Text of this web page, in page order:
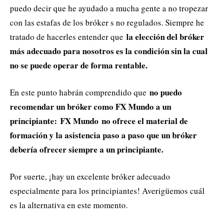
puedo decir que he ayudado a mucha gente a no tropezar
con las estafas de los bróker s no regulados. Siempre he
tratado de hacerles entender que la elección del bróker
más adecuado para nosotros es la condición sin la cual
no se puede operar de forma rentable.
En este punto habrán comprendido que no puedo
recomendar un bróker como FX Mundo a un
principiante: FX Mundo no ofrece el material de
formación y la asistencia paso a paso que un bróker
debería ofrecer siempre a un principiante.
Por suerte, ¡hay un excelente bróker adecuado
especialmente para los principiantes! Averigüemos cuál
es la alternativa en este momento.